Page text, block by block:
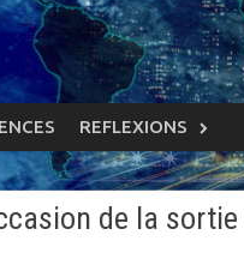
REFLEXIONS
de la